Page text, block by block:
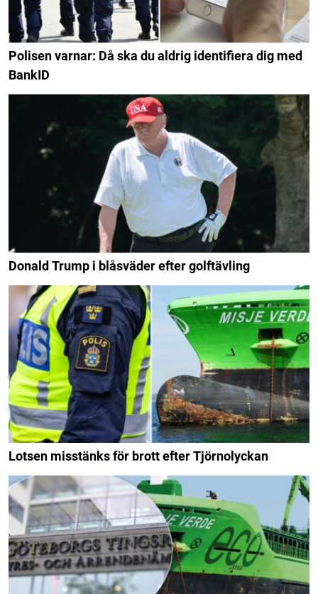
Polisen varnar: Då ska du aldrig identifiera dig med
BankID
Donald Trump i blåsväder efter golftävling
Lotsen misstänks för brott efter Tjörnolyckan